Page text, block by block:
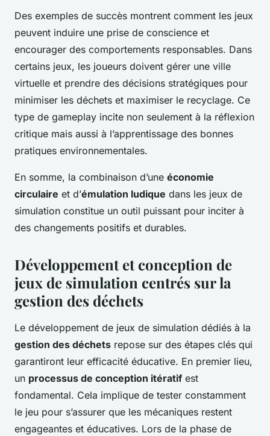
Des exemples de succès montrent comment les jeux
peuvent induire une prise de conscience et
encourager des comportements responsables. Dans
certains jeux, les joueurs doivent gérer une ville
virtuelle et prendre des décisions stratégiques pour
minimiser les déchets et maximiser le recyclage. Ce
type de gameplay incite non seulement à la réflexion
critique mais aussi à l’apprentissage des bonnes
pratiques environnementales.
En somme, la combinaison d’une économie
circulaire et d’émulation ludique dans les jeux de
simulation constitue un outil puissant pour inciter à
des changements positifs et durables.
Développement et conception de
jeux de simulation centrés sur la
gestion des déchets
Le développement de jeux de simulation dédiés à la
gestion des déchets repose sur des étapes clés qui
garantiront leur efficacité éducative. En premier lieu,
un processus de conception itératif est
fondamental. Cela implique de tester constamment
le jeu pour s’assurer que les mécaniques restent
engageantes et éducatives. Lors de la phase de